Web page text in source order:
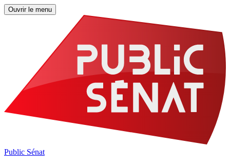
Ouvrir le menu
Public Sénat